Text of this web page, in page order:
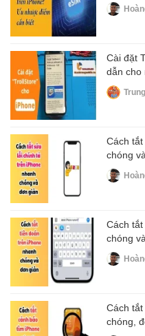
Cài đặt
dẫn cho
Cách
chóng
Cách
chóng
Cách
chóng,